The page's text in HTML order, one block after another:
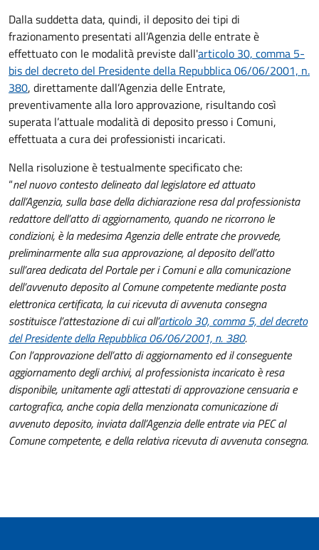
Dalla suddetta data, quindi, il deposito dei tipi di
frazionamento presentati all’Agenzia delle entrate è
effettuato con le modalità previste dall'articolo 30, comma 5-
bis del decreto del Presidente della Repubblica 06/06/2001, n.
380, direttamente dall’Agenzia delle Entrate,
preventivamente alla loro approvazione, risultando così
superata l’attuale modalità di deposito presso i Comuni,
effettuata a cura dei professionisti incaricati.
Nella risoluzione è testualmente specificato che:
“nel nuovo contesto delineato dal legislatore ed attuato
dall’Agenzia, sulla base della dichiarazione resa dal professionista
redattore dell’atto di aggiornamento, quando ne ricorrono le
condizioni, è la medesima Agenzia delle entrate che provvede,
preliminarmente alla sua approvazione, al deposito dell’atto
sull’area dedicata del Portale per i Comuni e alla comunicazione
dell’avvenuto deposito al Comune competente mediante posta
elettronica certificata, la cui ricevuta di avvenuta consegna
sostituisce l’attestazione di cui all’articolo 30, comma 5, del decreto
del Presidente della Repubblica 06/06/2001, n. 380.
Con l’approvazione dell’atto di aggiornamento ed il conseguente
aggiornamento degli archivi, al professionista incaricato è resa
disponibile, unitamente agli attestati di approvazione censuaria e
cartografica, anche copia della menzionata comunicazione di
avvenuto deposito, inviata dall’Agenzia delle entrate via PEC al
Comune competente, e della relativa ricevuta di avvenuta consegna.